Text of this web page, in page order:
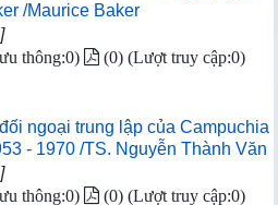
/Maurice Baker
thông:0) (0) (Lượt truy cập:0)
ngoại trung lập của Campuchia
- 1970 /TS. Nguyễn Thành Văn
thông:0) (0) (Lượt truy cập:0)